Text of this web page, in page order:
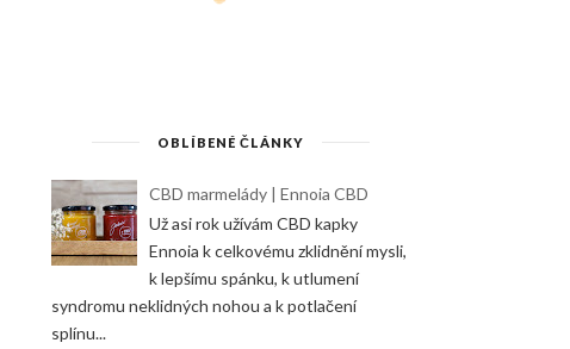
OBLÍBENÉ ČLÁNKY
CBD marmelády | Ennoia CBD
Už asi rok užívám CBD kapky
Ennoia k celkovému zklidnění mysli,
k lepšímu spánku, k utlumení
syndromu neklidných nohou a k potlačení
splínu...